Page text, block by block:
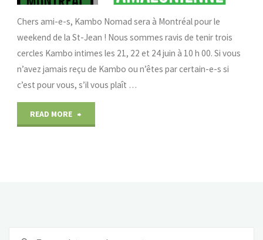
Chers ami-e-s, Kambo Nomad sera à Montréal pour le
weekend de la St-Jean ! Nous sommes ravis de tenir trois
cercles Kambo intimes les 21, 22 et 24 juin à 10 h 00. Si vous
n’avez jamais reçu de Kambo ou n’êtes par certain-e-s si
c’est pour vous, s’il vous plaît …
READ MORE "Kambo